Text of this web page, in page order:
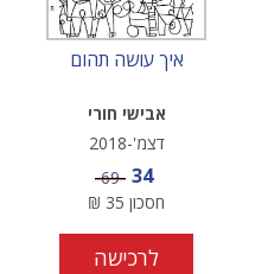
איך עושה תהום
אבישי חורי
דצמ'-2018
מחיר מבצע
34 מחיר
69
חסכון 35
₪
לרכישה